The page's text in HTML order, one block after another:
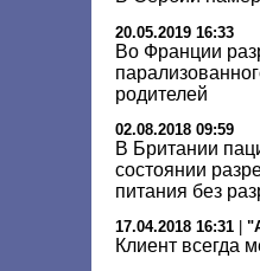
20.05.2019 16:33
Во Франции
родителей
02.08.2018 09:59
В Британии
состоянии
питания без
17.04.2018 16:31
Клиент всегда